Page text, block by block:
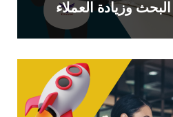
وزيادة العملاء